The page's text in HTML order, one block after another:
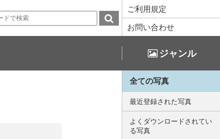
ご利用規定
お問い合わせ
ジャンル
全ての写真
最近登録された写真
よくダウンロードされてい
る写真